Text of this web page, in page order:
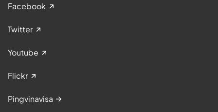
Facebook
Twitter
Youtube
Flickr
Pingvinavisa